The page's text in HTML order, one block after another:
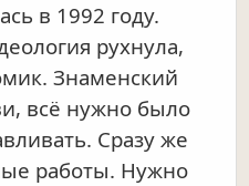
в 1992 году.
рухнула,
Знаменский
всё нужно было
Сразу же
работы. Нужно